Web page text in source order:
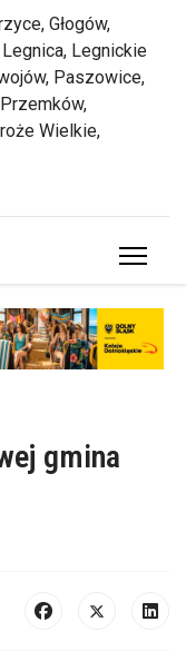
Głogów,
Legnickie
Paszowice,
Wielkie,
gmina